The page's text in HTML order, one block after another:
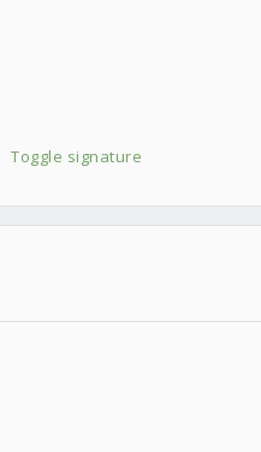
Toggle signature